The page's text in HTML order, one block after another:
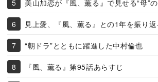
美山加恋が『風、薫る』で見せる“母”
見上愛、『風、薫る』との1年を振り返
“朝ドラ”とともに躍進した中村倫也
『風、薫る』第95話あらすじ